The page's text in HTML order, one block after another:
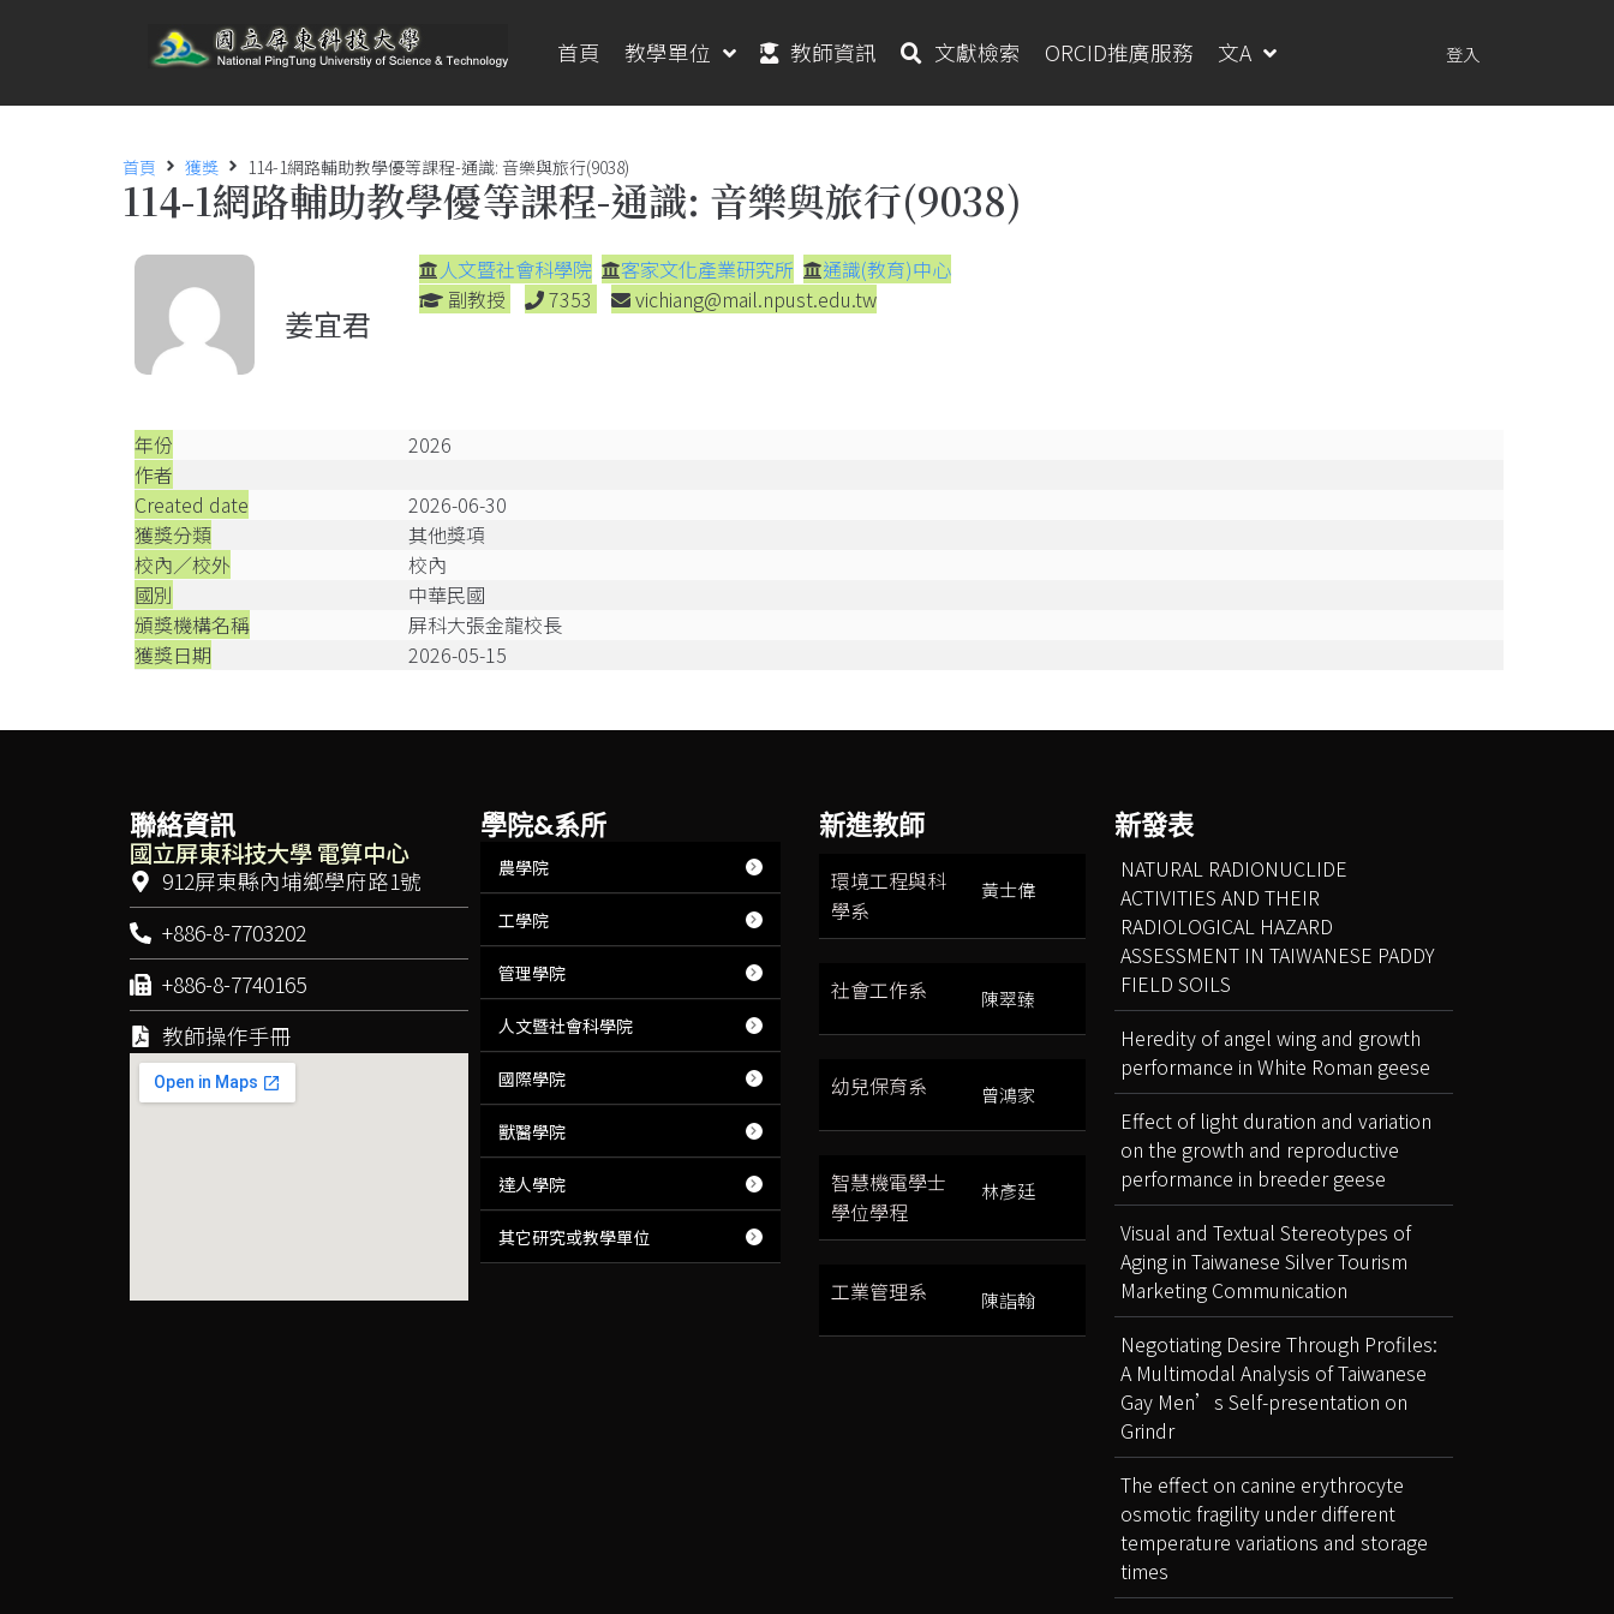
首頁 教學單位 教師資訊 文獻檢索 ORCID推廣服務 文A 登入
首頁 獲獎 114-1網路輔助教學優等課程-通識: 音樂與旅行(9038)
114-1網路輔助教學優等課程-通識: 音樂與旅行(9038)
姜宜君
人文暨社會科學院 客家文化產業研究所
通識(教育)中心
副教授
7353 vichiang@mail.npust.edu.tw
年份
2026
作者
Created date
2026-06-30
獲獎分類
其他獎項
校內／校外
校內
國別
中華民國
頒獎機構名稱
屏科大張金龍校長
獲獎日期
2026-05-15
聯絡資訊
國立屏東科技大學 電算中心
912屏東縣內埔鄉學府路1號
+886-8-7703202
+886-8-7740165
教師操作手冊
學院&系所
農學院
工學院
管理學院
人文暨社會科學院
國際學院
獸醫學院
達人學院
其它研究或教學單位
新進教師
環境工程與科
學系
黃士偉
社會工作系 陳翠臻
幼兒保育系 曾鴻家
智慧機電學士
學位學程
林彥廷
工業管理系 陳詣翰
新發表
NATURAL RADIONUCLIDE
ACTIVITIES AND THEIR
RADIOLOGICAL HAZARD
ASSESSMENT IN TAIWANESE PADDY
FIELD SOILS
Heredity of angel wing and growth
performance in White Roman geese
Effect of light duration and variation
on the growth and reproductive
performance in breeder geese
Visual and Textual Stereotypes of
Aging in Taiwanese Silver Tourism
Marketing Communication
Negotiating Desire Through Profiles:
A Multimodal Analysis of Taiwanese
Gay Men’s Self-presentation on
Grindr
The effect on canine erythrocyte
osmotic fragility under different
temperature variations and storage
times